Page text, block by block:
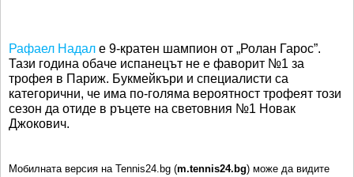
Рафаел Надал е 9-кратен шампион от „Ролан Гарос”.
Тази година обаче испанецът не е фаворит №1 за
трофея в Париж. Букмейкъри и специалисти са
категорични, че има по-голяма вероятност трофеят този
сезон да отиде в ръцете на световния №1 Новак
Джокович.
Мобилната версия на Tennis24.bg (m.tennis24.bg) може да видите